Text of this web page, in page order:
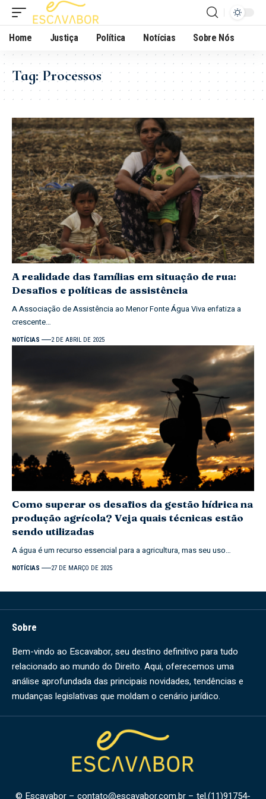
Home Justiça Política Notícias Sobre Nós
Tag:Processos
A realidade das famílias em situação de rua:
Desafios e políticas de assistência
A Associação de Assistência ao Menor Fonte Água Viva enfatiza a
crescente…
NOTÍCIAS 2 DE ABRIL DE 2025
Como superar os desafios da gestão hídrica na
produção agrícola? Veja quais técnicas estão
sendo utilizadas
A água é um recurso essencial para a agricultura, mas seu uso…
NOTÍCIAS 27 DE MARÇO DE 2025
Sobre
Bem-vindo ao Escavabor, seu destino definitivo para tudo
relacionado ao mundo do Direito. Aqui, oferecemos uma
análise aprofundada das principais novidades, tendências e
mudanças legislativas que moldam o cenário jurídico.
© Escavabor – contato@escavabor.com.br – tel.(11)91754-